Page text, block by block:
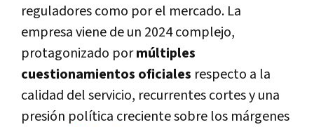
reguladores como por el mercado. La
empresa viene de un 2024 complejo,
protagonizado pormúltiples
cuestionamientos oficiales respecto a la
calidad del servicio, recurrentes cortes y una
presión política creciente sobre los márgenes